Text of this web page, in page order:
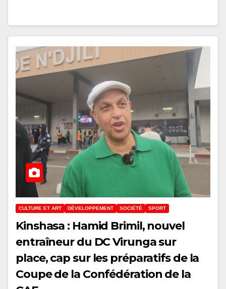
CULTURE ET ART DÉVELOPPEMENT SOCIÉTÉ SPORT
Kinshasa : Hamid Brimil, nouvel
entraîneur du DC Virunga sur
place, cap sur les préparatifs de la
Coupe de la Confédération de la